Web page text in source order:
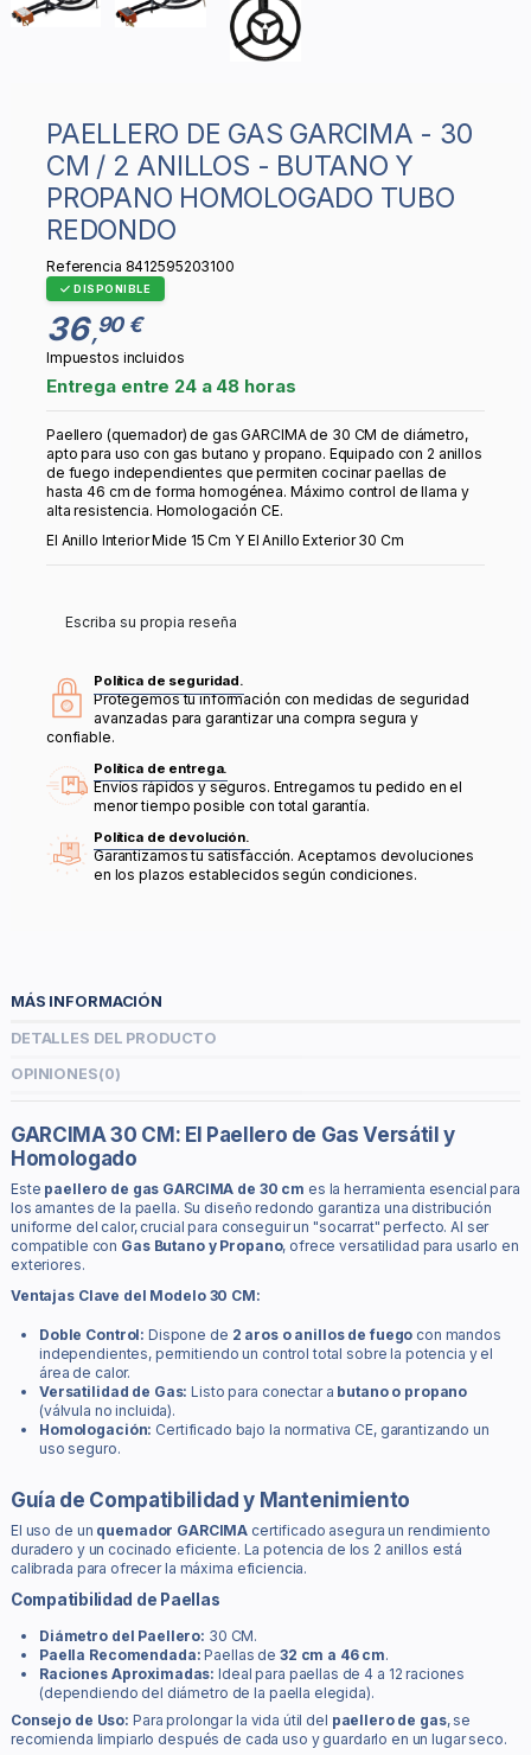
PAELLERO DE GAS GARCIMA - 30
CM / 2 ANILLOS - BUTANO Y
PROPANO HOMOLOGADO TUBO
REDONDO
Referencia 8412595203100
DISPONIBLE
36 ,90 €
Impuestos incluidos
Entrega entre 24 a 48 horas
Paellero (quemador) de gas GARCIMA de 30 CM de diámetro,
apto para uso con gas butano y propano. Equipado con 2 anillos
de fuego independientes que permiten cocinar paellas de
hasta 46 cm de forma homogénea. Máximo control de llama y
alta resistencia. Homologación CE.
El Anillo Interior Mide 15 Cm Y El Anillo Exterior 30 Cm
Escriba su propia reseña
Política de seguridad.
Protegemos tu información con medidas de seguridad
avanzadas para garantizar una compra segura y
confiable.
Política de entrega.
Envíos rápidos y seguros. Entregamos tu pedido en el
menor tiempo posible con total garantía.
Política de devolución.
Garantizamos tu satisfacción. Aceptamos devoluciones
en los plazos establecidos según condiciones.
MÁS INFORMACIÓN
DETALLES DEL PRODUCTO
OPINIONES(0)
GARCIMA 30 CM: El Paellero de Gas Versátil y
Homologado
Este paellero de gas GARCIMA de 30 cm es la herramienta esencial para
los amantes de la paella. Su diseño redondo garantiza una distribución
uniforme del calor, crucial para conseguir un "socarrat" perfecto. Al ser
compatible con Gas Butano y Propano, ofrece versatilidad para usarlo en
exteriores.
Ventajas Clave del Modelo 30 CM:
Doble Control: Dispone de 2 aros o anillos de fuego con mandos
independientes, permitiendo un control total sobre la potencia y el
área de calor.
Versatilidad de Gas: Listo para conectar a butano o propano
(válvula no incluida).
Homologación: Certificado bajo la normativa CE, garantizando un
uso seguro.
Guía de Compatibilidad y Mantenimiento
El uso de un quemador GARCIMA certificado asegura un rendimiento
duradero y un cocinado eficiente. La potencia de los 2 anillos está
calibrada para ofrecer la máxima eficiencia.
Compatibilidad de Paellas
Diámetro del Paellero: 30 CM.
Paella Recomendada: Paellas de 32 cm a 46 cm.
Raciones Aproximadas: Ideal para paellas de 4 a 12 raciones
(dependiendo del diámetro de la paella elegida).
Consejo de Uso: Para prolongar la vida útil del paellero de gas, se
recomienda limpiarlo después de cada uso y guardarlo en un lugar seco.